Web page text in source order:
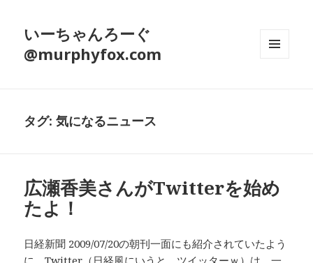
いーちゃんろーぐ
@murphyfox.com
タグ:気になるニュース
広瀬香美さんがTwitterを始め
たよ！
日経新聞 2009/07/20の朝刊一面にも紹介されていたよう